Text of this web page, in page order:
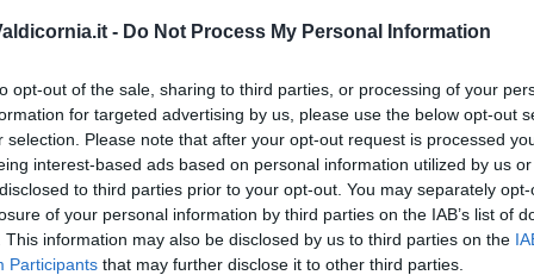
- Do Not Process My Personal Information
opt-out of the sale, sharing to third parties, or processing of your
for targeted advertising by us, please use the below opt-out
selection. Please note that after your opt-out request is processed
interest-based ads based on personal information utilized by us
to third parties prior to your opt-out. You may separately
of your personal information by third parties on the IAB’s list of
This information may also be disclosed by us to third parties on the
Participants that may further disclose it to other third parties.
Il nuovo corso industriale del territorio” si è tenuta a Firenze
LUNEDÌ06 LUGLIO 2026ORE 10:33
lente del Camping Cig su rilancio
sarà certo la nomina di Ferrari e Giani a Commissari che potrà
i problemi strutturali di tale progetto"